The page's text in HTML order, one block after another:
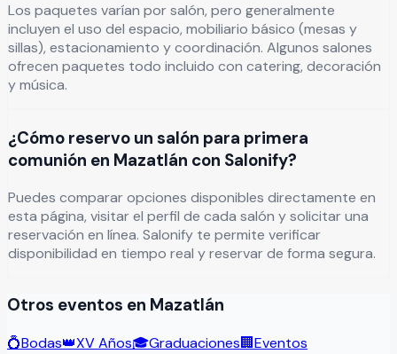
Los paquetes varían por salón, pero generalmente
incluyen el uso del espacio, mobiliario básico (mesas y
sillas), estacionamiento y coordinación. Algunos salones
ofrecen paquetes todo incluido con catering, decoración
y música.
¿Cómo reservo un salón para primera
comunión en Mazatlán con Salonify?
Puedes comparar opciones disponibles directamente en
esta página, visitar el perfil de cada salón y solicitar una
reservación en línea. Salonify te permite verificar
disponibilidad en tiempo real y reservar de forma segura.
Otros eventos en Mazatlán
💍Bodas👑XV Años🎓Graduaciones🏢Eventos